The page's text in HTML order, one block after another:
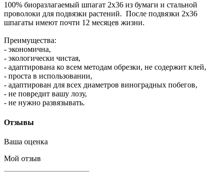
100% биоразлагаемый шпагат 2x36 из бумаги и стальной
проволоки для подвязки растений. После подвязки 2x36
шпагаты имеют почти 12 месяцев жизни.
Преимущества:
- экономична,
- экологически чистая,
- адаптирована ко всем методам обрезки, не содержит клей,
- проста в использовании,
- адаптирован для всех диаметров виноградных побегов,
- не повредит вашу лозу,
- не нужно развязывать.
Отзывы
Ваша оценка
Мой отзыв